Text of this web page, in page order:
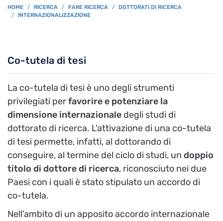
BREADCRUMB
HOME RICERCA FARE RICERCA
DOTTORATI DI RICERCA
INTERNAZIONALIZZAZIONE
Co-tutela di tesi
La co-tutela di tesi è uno degli strumenti
privilegiati perfavorire e potenziare la
dimensione internazionale degli studi di
dottorato di ricerca. L'attivazione di una co-tutela
di tesi permette, infatti, al dottorando di
conseguire, al termine del ciclo di studi, un doppio
titolo di dottore di ricerca, riconosciuto nei due
Paesi con i quali è stato stipulato un accordo di
co-tutela.
Nell’ambito di un apposito accordo internazionale